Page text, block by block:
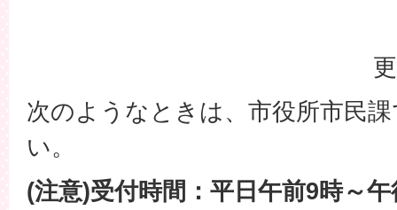
次のようなときは、市役所市民
い。
(注意)受付時間：平日午前9時～